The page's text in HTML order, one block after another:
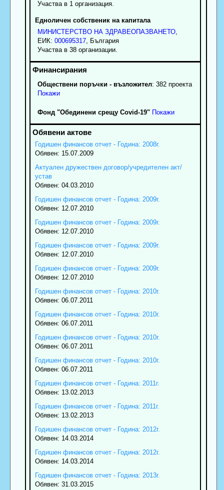
Участва в 1 организация.
Едноличен собственик на капитала
МИНИСТЕРСТВО НА ЗДРАВЕОПАЗВАНЕТО,
ЕИК: 000695317, България
Участва в 38 организации.
Обществени поръчки - възложител: 382 проекта
Покажи
Фонд "Обединени срещу Covid-19" Покажи
Годишен финансов отчет - Година: 2008г.
Обявен: 15.07.2009
Актуален дружествен договор/учредителен акт/
устав
Обявен: 04.03.2010
Годишен финансов отчет - Година: 2009г.
Обявен: 12.07.2010
Годишен финансов отчет - Година: 2009г.
Обявен: 12.07.2010
Годишен финансов отчет - Година: 2009г.
Обявен: 12.07.2010
Годишен финансов отчет - Година: 2009г.
Обявен: 12.07.2010
Годишен финансов отчет - Година: 2010г.
Обявен: 06.07.2011
Годишен финансов отчет - Година: 2010г.
Обявен: 06.07.2011
Годишен финансов отчет - Година: 2010г.
Обявен: 06.07.2011
Годишен финансов отчет - Година: 2010г.
Обявен: 06.07.2011
Годишен финансов отчет - Година: 2011г.
Обявен: 13.02.2013
Годишен финансов отчет - Година: 2011г.
Обявен: 13.02.2013
Годишен финансов отчет - Година: 2012г.
Обявен: 14.03.2014
Годишен финансов отчет - Година: 2012г.
Обявен: 14.03.2014
Годишен финансов отчет - Година: 2013г.
Обявен: 31.03.2015